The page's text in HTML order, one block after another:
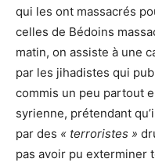
qui les ont massacrés
celles de Bédoins
matin, on assiste à une
par les jihadistes qui
commis un peu partout
syrienne, prétendant
par des « terroristes »
pas avoir pu exterminer